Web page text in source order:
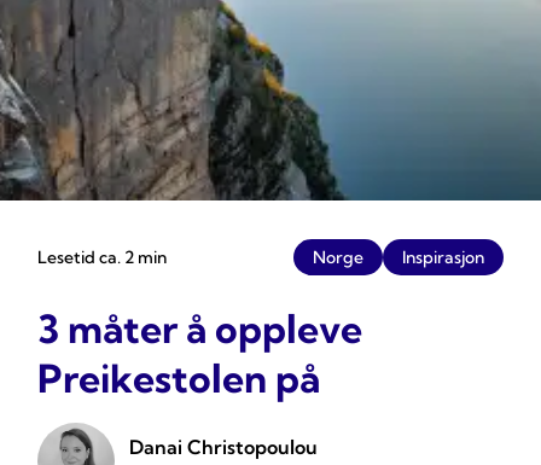
Lesetid ca. 2 min Norge Inspirasjon
3 måter å oppleve
Preikestolen på
Danai Christopoulou